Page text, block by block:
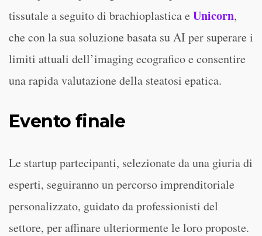
tissutale a seguito di brachioplastica e Unicorn,
che con la sua soluzione basata su AI per superare i
limiti attuali dell’imaging ecografico e consentire
una rapida valutazione della steatosi epatica.
Evento finale
Le startup partecipanti, selezionate da una giuria di
esperti, seguiranno un percorso imprenditoriale
personalizzato, guidato da professionisti del
settore, per affinare ulteriormente le loro proposte.